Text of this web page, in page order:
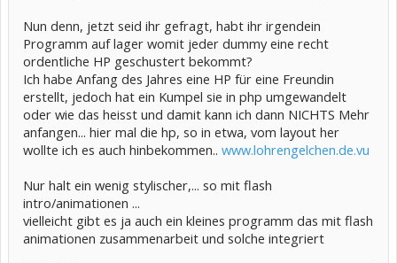
Nun denn, jetzt seid ihr gefragt, habt ihr irgendein
Programm auf lager womit jeder dummy eine recht
ordentliche HP geschustert bekommt?
Ich habe Anfang des Jahres eine HP für eine Freundin
erstellt, jedoch hat ein Kumpel sie in php umgewandelt
oder wie das heisst und damit kann ich dann NICHTS Mehr
anfangen... hier mal die hp, so in etwa, vom layout her
wollte ich es auch hinbekommen.. www.lohrengelchen.de.vu
Nur halt ein wenig stylischer,... so mit flash
intro/animationen ...
vielleicht gibt es ja auch ein kleines programm das mit flash
animationen zusammenarbeit und solche integriert